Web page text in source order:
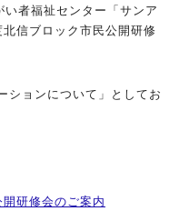
者福祉センター「サンア
信ブロック市民公開研修
ションについて」としてお
研修会のご案内